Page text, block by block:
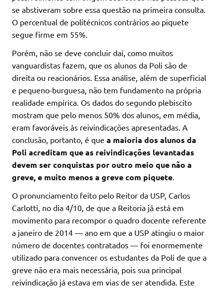
se abstiveram sobre essa questão na primeira consulta.
O percentual de politécnicos contrários ao piquete
segue firme em 55%.
Porém, não se deve concluir daí, como muitos
vanguardistas fazem, que os alunos da Poli são de
direita ou reacionários. Essa análise, além de superficial
e pequeno-burguesa, não tem fundamento na própria
realidade empírica. Os dados do segundo plebiscito
mostram que pelo menos 50% dos alunos, em média,
eram favoráveis às reivindicações apresentadas. A
conclusão, portanto, é que a maioria dos alunos da
Poli acreditam que as reivindicações levantadas
devem ser conquistas por outro meio que não a
greve, e muito menos a greve com piquete
O pronunciamento feito pelo Reitor da USP, Carlos
Carlotti, no dia 4/10, de que a Reitoria já está em
movimento para recompor o quadro docente referente
a janeiro de 2014 — ano em que a USP atingiu o maior
número de docentes contratados — foi enormemente
utilizado para convencer os estudantes da Poli de que a
greve não era mais necessária, pois sua principal
reivindicação já estava em vias de ser atendida. Este